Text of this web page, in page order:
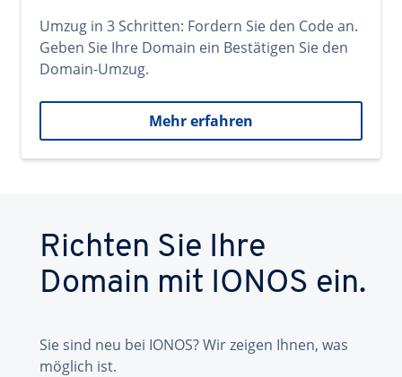
Umzug in 3 Schritten: Fordern Sie den Code an.
Geben Sie Ihre Domain ein Bestätigen Sie den
Domain-Umzug.
Mehr erfahren
Richten Sie Ihre
Domain mit IONOS ein.
Sie sind neu bei IONOS? Wir zeigen Ihnen, was
möglich ist.